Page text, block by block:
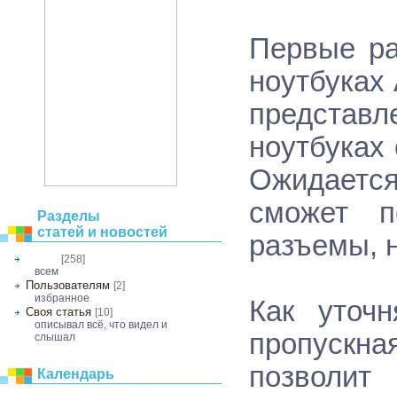
Разделы
статей и новостей
[258]
всем
Пользователям [2]
избранное
Своя статья [10]
описывал всё, что видел и
слышал
Календарь
Первые
сможет
разъемы,
Как